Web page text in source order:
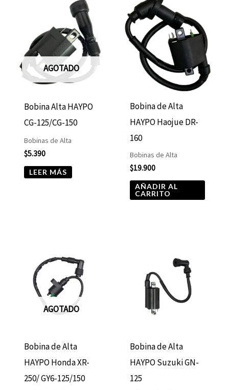
AGOTADO
Bobina Alta HAYPO
CG-125/CG-150
Bobinas de Alta
$5.390
LEER MÁS
Bobina de Alta
HAYPO Haojue DR-
160
Bobinas de Alta
$19.900
AÑADIR AL
CARRITO
AGOTADO
Bobina de Alta
HAYPO Honda XR-
250/ GY6-125/150
Bobina de Alta
HAYPO Suzuki GN-
125